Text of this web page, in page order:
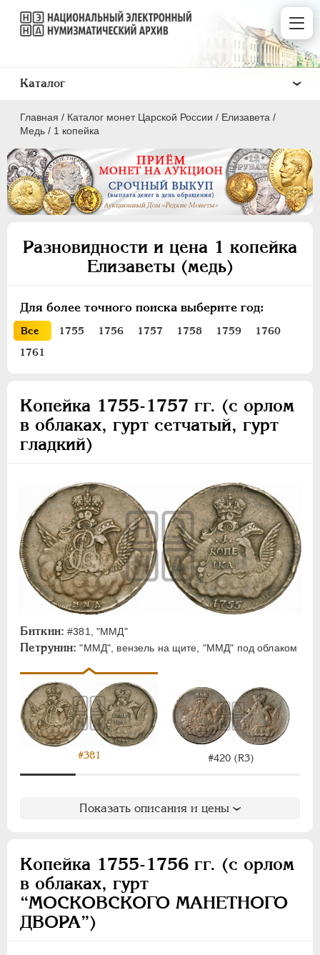
Главная / Каталог монет Царской России / Елизавета /
Медь / 1 копейка
Разновидности и цена 1 копейка
Елизаветы (медь)
Для более точного поиска выберите год:
Все 1755 1756 1757 1758 1759
1760
1761
Копейка 1755-1757 гг. (с орлом
в облаках, гурт сетчатый, гурт
гладкий)
Биткин: #381, "ММД"
Петрунин: "ММД", вензель на щите, "ММД" под облаком
#381 #420 (R3)
Показать описания и цены
Копейка 1755-1756 гг. (с орлом
в облаках, гурт
“МОСКОВСКОГО МАНЕТНОГО
ДВОРА”)
Каталог
ПEТР I 1699 - 1725
ПЕТР II 1727-1729
АННА ИОАННОВНА 1730-1740
ЕЛИЗАВЕТА 1741-1762
Золото
Серебро
5 копеек
2 копейки
1 копейка
Полушка
Пробные
Для Пруссии
Ливонезы
Монетовидные
ПЕТР III 1762-1762
ПАВЕЛ I
1796-1801
НИКОЛАЙ I
1826-1855
АЛЕКСАНДР II 1855-1881
АЛЕКСАНДР III 1881-1894
НИКОЛАЙ II
1894-1917
ВРЕМЕННОЕ ПРАВ.
ИНОСТРАННЫЕ